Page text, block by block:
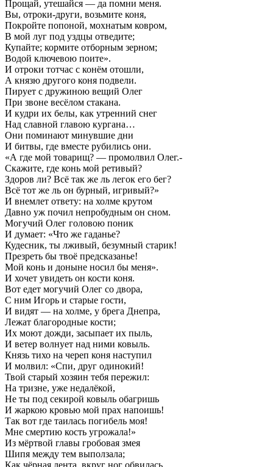
Прощай, утешайся — да помни меня.
Вы, отроки-други, возьмите коня,
Покройте попоной, мохнатым ковром,
В мой луг под уздцы отведите;
Купайте; кормите отборным зерном;
Водой ключевою поите».
И отроки тотчас с конём отошли,
А князю другого коня подвели.
Пирует с дружиною вещий Олег
При звоне весёлом стакана.
И кудри их белы, как утренний снег
Над славной главою кургана…
Они поминают минувшие дни
И битвы, где вместе рубились они.
«А где мой товарищ? — промолвил Олег.-
Скажите, где конь мой ретивый?
Здоров ли? Всё так же ль легок его бег?
Всё тот же ль он бурный, игривый?»
И внемлет ответу: на холме крутом
Давно уж почил непробудным он сном.
Могучий Олег головою поник
И думает: «Что же гаданье?
Кудесник, ты лживый, безумный старик!
Презреть бы твоё предсказанье!
Мой конь и доныне носил бы меня».
И хочет увидеть он кости коня.
Вот едет могучий Олег со двора,
С ним Игорь и старые гости,
И видят — на холме, у брега Днепра,
Лежат благородные кости;
Их моют дожди, засыпает их пыль,
И ветер волнует над ними ковыль.
Князь тихо на череп коня наступил
И молвил: «Спи, друг одинокий!
Твой старый хозяин тебя пережил:
На тризне, уже недалёкой,
Не ты под секирой ковыль обагришь
И жаркою кровью мой прах напоишь!
Так вот где таилась погибель моя!
Мне смертию кость угрожала!»
Из мёртвой главы гробовая змея
Шипя между тем выползала;
Как чёрная лента, вкруг ног обвилась,